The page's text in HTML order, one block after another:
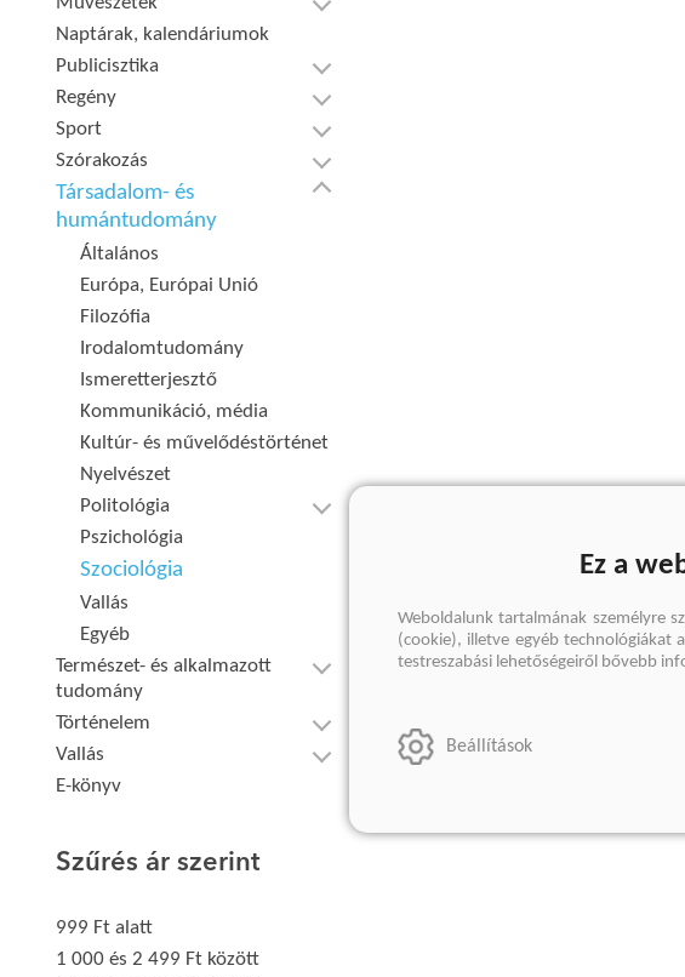
Naptárak, kalendáriumok
Publicisztika
Regény
Sport
Szórakozás
Társadalom- és
humántudomány
Általános
Európa, Európai Unió
Filozófia
Irodalomtudomány
Ismeretterjesztő
Kommunikáció, média
Kultúr- és művelődéstörténet
Nyelvészet
Politológia
Pszichológia
Szociológia
Vallás
Egyéb
Természet- és alkalmazott
tudomány
Történelem
Vallás
E-könyv
Szűrés ár szerint
999 Ft alatt
1 000 és 2 499 Ft között
Ez a
Weboldalunk tartalmának személyre
(cookie), illetve egyéb technológiákat
testreszabási lehetőségeiről bővebb
Beállítások